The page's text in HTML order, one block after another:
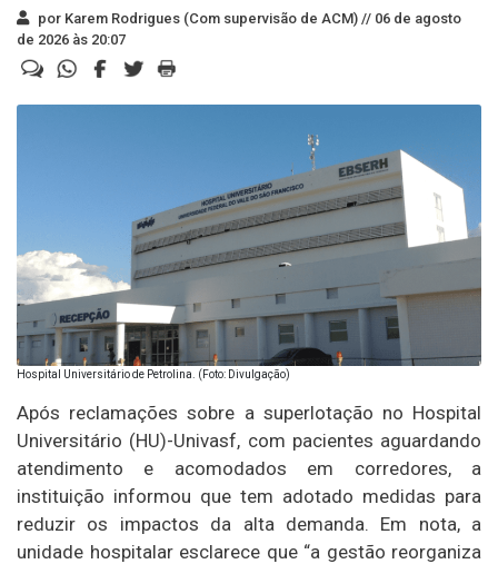
por Karem Rodrigues (Com supervisão de ACM) // 06 de agosto
de 2026 às 20:07
Hospital Universitário de Petrolina. (Foto: Divulgação)
Após reclamações sobre a superlotação no Hospital
Universitário (HU)-Univasf, com pacientes aguardando
atendimento e acomodados em corredores, a
instituição informou que tem adotado medidas para
reduzir os impactos da alta demanda. Em nota, a
unidade hospitalar esclarece que “a gestão reorganiza